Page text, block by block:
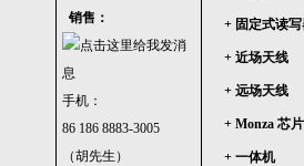
销售：
手机：
86 186 8883-3005
（胡先生）
+ 固定式读
+ 近场天线
+ 远场天线
+ Monza 芯片
+ 一体机